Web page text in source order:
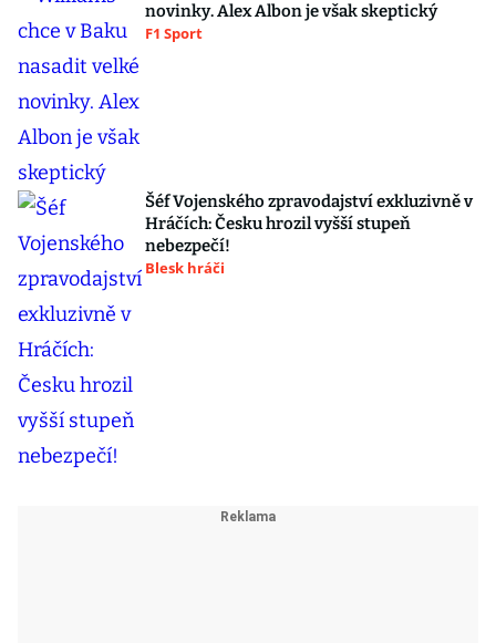
novinky. Alex Albon je však skeptický
F1 Sport
Šéf Vojenského zpravodajství exkluzivně v
Hráčích: Česku hrozil vyšší stupeň
nebezpečí!
Blesk hráči